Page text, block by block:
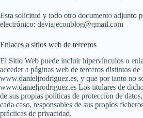
Esta solicitud y todo otro documento adjunto
electrónico: deviajeconblog@gmail.com
Enlaces a sitios web de terceros
El Sitio Web puede incluir hipervínculos o
acceder a páginas web de terceros distintos de
www.danieljrodriguez.es, y que por tanto no
www.danieljrodriguez.es Los titulares de
de sus propias políticas de protección de
cada caso, responsables de sus propios
prácticas de privacidad.